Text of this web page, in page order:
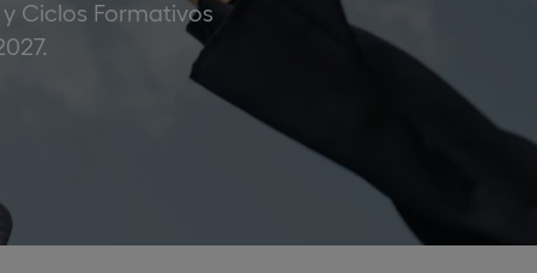
Ciclos Formativos